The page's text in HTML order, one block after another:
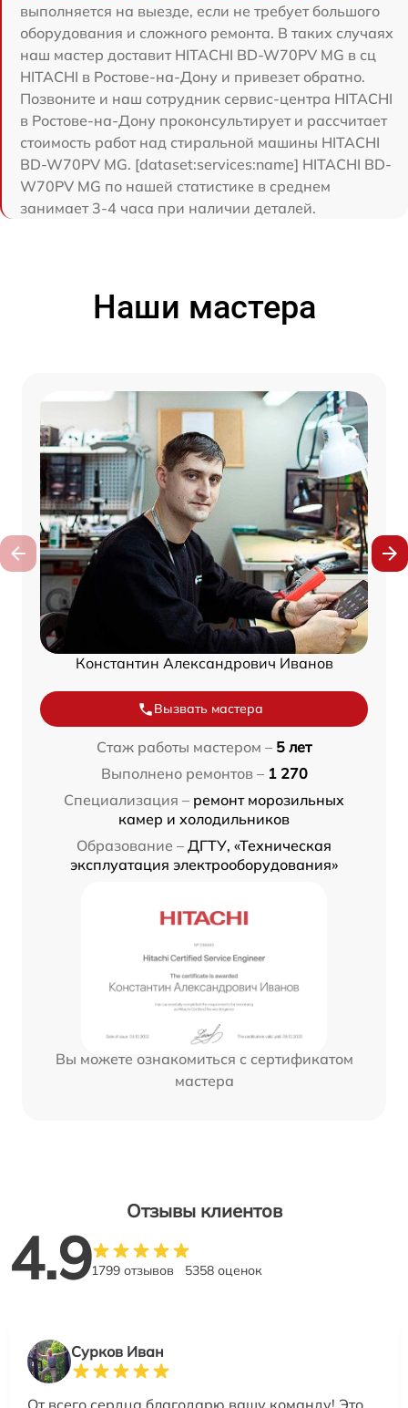
выполняется на выезде, если не требует большого
оборудования и сложного ремонта. В таких случаях
наш мастер доставит HITACHI BD-W70PV MG в сц
HITACHI в Ростове-на-Дону и привезет обратно.
Позвоните и наш сотрудник сервис-центра HITACHI
в Ростове-на-Дону проконсультирует и рассчитает
стоимость работ над стиральной машины HITACHI
BD-W70PV MG. [dataset:services:name] HITACHI BD-
W70PV MG по нашей статистике в среднем
занимает 3-4 часа при наличии деталей.
Наши мастера
Константин Александрович Иванов
Вызвать мастера
Стаж работы мастером – 5 лет
Выполнено ремонтов – 1 270
Специализация – ремонт морозильных
камер и холодильников
Образование – ДГТУ, «Техническая
эксплуатация электрооборудования»
Вы можете ознакомиться с сертификатом
мастера
Отзывы клиентов
4.91799 отзывов 5358 оценок
Сурков Иван
От всего сердца благодарю вашу команду! Это